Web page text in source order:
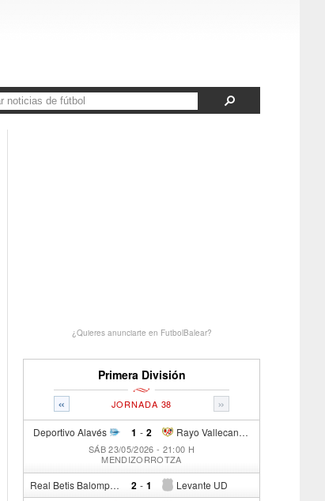
¿Quieres anunciarte en FutbolBalear?
Primera División
« »
JORNADA 38
Deportivo Alavés 1 - Rayo Vallecano de Madrid
2
SÁB 23/05/2026 - 21:00 H
MENDIZORROTZA
Real Betis Balompié 2 - Levante UD
1